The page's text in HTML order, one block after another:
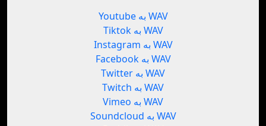
Youtube به WAV
Tiktok به WAV
Instagram به WAV
Facebook به WAV
Twitter به WAV
Twitch به WAV
Vimeo به WAV
Soundcloud به WAV